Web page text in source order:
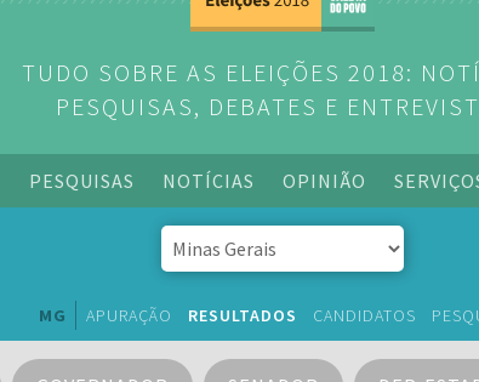
TUDO SOBRE AS ELEIÇÕES 2018:
PESQUISAS, DEBATES E
PESQUISAS NOTÍCIAS OPINIÃO
MG APURAÇÃO RESULTADOS CANDIDATOS